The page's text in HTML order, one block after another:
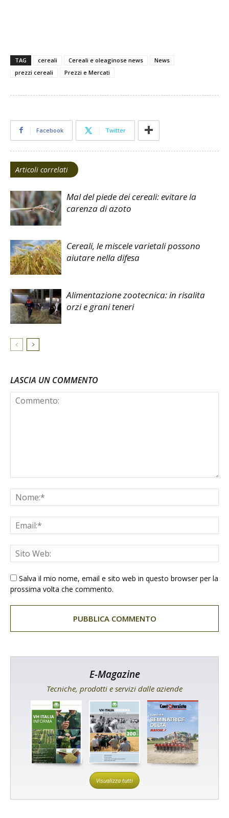
TAG cereali Cereali e oleaginose news
News
prezzi cereali
Prezzi e Mercati
Facebook Twitter
Articoli correlati
Mal del piede dei cereali: evitare la
carenza di azoto
Cereali, le miscele varietali possono
aiutare nella difesa
Alimentazione zootecnica: in risalita
orzi e grani teneri
LASCIA UN COMMENTO
Salva il mio nome, email e sito web in questo browser per la
prossima volta che commento.
E-Magazine
Tecniche, prodotti e servizi dalle aziende
Visualizza tutti